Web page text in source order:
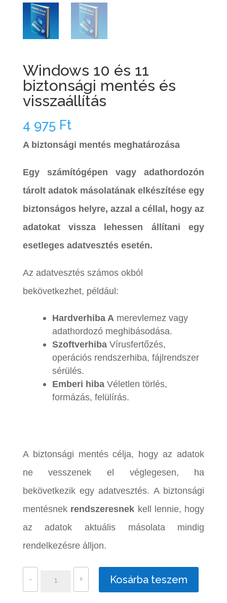
Windows 10 és 11
biztonsági mentés és
visszaállítás
4 975 Ft
A biztonsági mentésmeghatározása
Egy számítógépen vagy adathordozón
tárolt adatok másolatának elkészítése egy
biztonságos helyre, azzal a céllal, hogy az
adatokat vissza lehessen állítani egy
esetleges adatvesztés esetén.
Az adatvesztés számos okból
bekövetkezhet, például:
Hardverhiba A merevlemez vagy
adathordozó meghibásodása.
Szoftverhiba Vírusfertőzés,
operációs rendszerhiba, fájlrendszer
sérülés.
Emberi hiba Véletlen törlés,
formázás, felülírás.
A biztonsági mentés célja, hogy az adatok
ne vesszenek el véglegesen, ha
bekövetkezik egy adatvesztés. A biztonsági
mentésnek rendszeresnek kell lennie, hogy
az adatok aktuális másolata mindig
rendelkezésre álljon.
- + Kosárba teszem